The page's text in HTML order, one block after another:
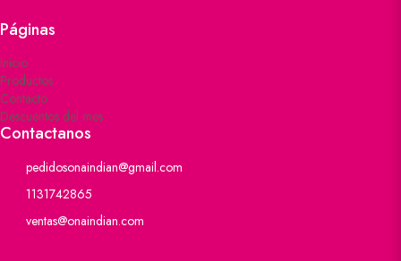
Páginas
Inicio
Productos
Contacto
Descuentos del mes
Contactanos
pedidosonaindian@gmail.com
1131742865
ventas@onaindian.com